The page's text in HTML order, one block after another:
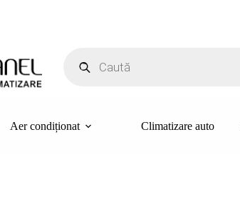
search
Aer condiționat Climatizare auto